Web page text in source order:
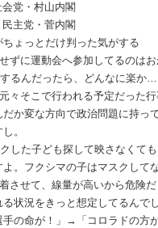
党・村山内閣
主党・菅内閣
ょっとだけ判った気がする
ずに運動会へ参加してるのはお
るんだったら、どんなに楽か…
々そこで行われる予定だった
か変な方向で政治問題に持っ
。
した子ども探して映さなくて
。フクシマの子はマスクして
させて、線量が高いから危険
状況をきっと想定してるんでし
手の命が！」→「コロラドの方